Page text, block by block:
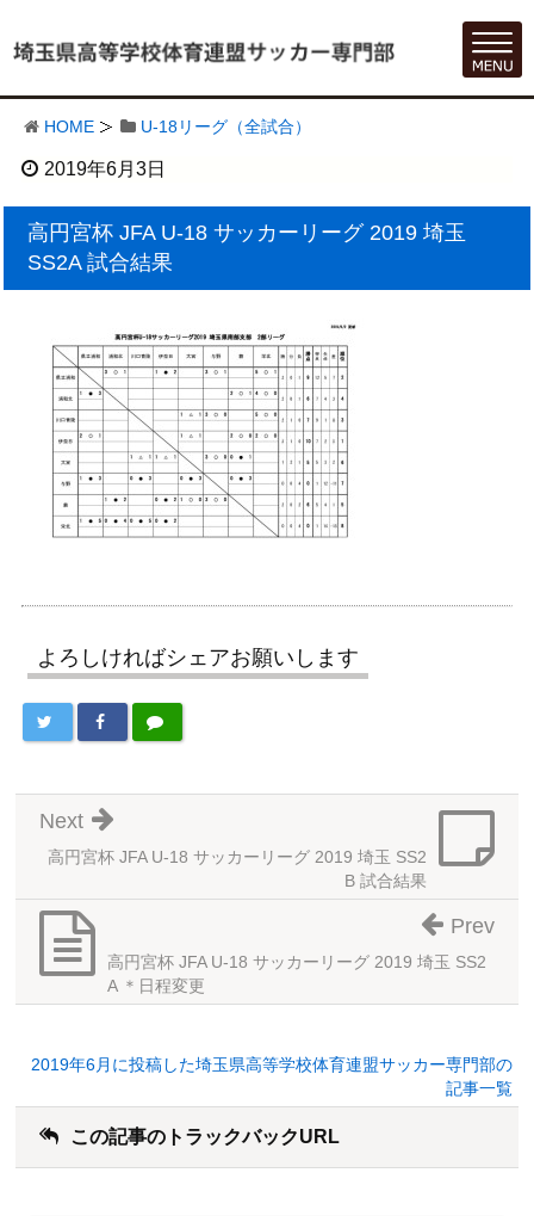
HOME U-18リーグ（全試合）
2019年6月3日
高円宮杯 JFA U-18 サッカーリーグ 2019 埼玉
SS2A 試合結果
よろしければシェアお願いします
高円宮杯 JFA U-18 サッカーリーグ 2019 埼玉 SS2
B 試合結果
Next
高円宮杯 JFA U-18 サッカーリーグ 2019 埼玉 SS2
A ＊日程変更
Prev
2019年6月に投稿した埼玉県高等学校体育連盟サッカー専門部の
記事一覧
この記事のトラックバックURL